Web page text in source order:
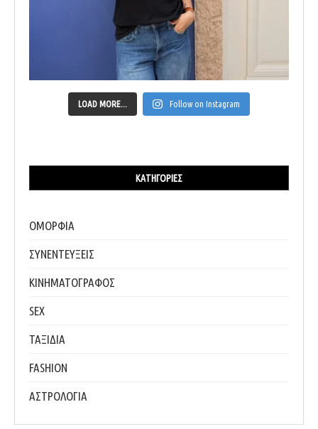
LOAD MORE... Follow on Instagram
ΚΑΤΗΓΟΡΊΕΣ
ΟΜΟΡΦΙΑ
ΣΥΝΕΝΤΕΥΞΕΙΣ
ΚΙΝΗΜΑΤΟΓΡΑΦΟΣ
SEX
ΤΑΞΙΔΙΑ
FASHION
ΑΣΤΡΟΛΟΓΙΑ